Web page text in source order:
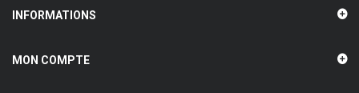
INFORMATIONS
MON COMPTE